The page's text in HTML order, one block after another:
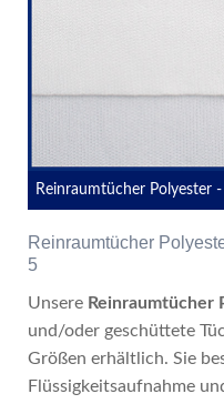
Reinraumtücher Polyester
Reinraumtücher
5
Unsere Reinraumtücher
und/oder geschüttete
Größen erhältlich. Sie
Flüssigkeitsaufnahme